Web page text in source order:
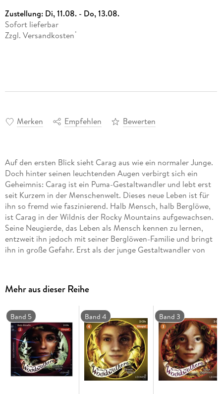
Zustellung: Di, 11.08. - Do, 13.08.
Sofort lieferbar
Zzgl. Versandkosten *
Merken Empfehlen Bewerten
Auf den ersten Blick sieht Carag aus wie ein normaler Junge.
Doch hinter seinen leuchtenden Augen verbirgt sich ein
Geheimnis: Carag ist ein Puma-Gestaltwandler und lebt erst
seit Kurzem in der Menschenwelt. Dieses neue Leben ist für
ihn so fremd wie faszinierend. Halb Mensch, halb Berglöwe,
ist Carag in der Wildnis der Rocky Mountains aufgewachsen.
Seine Neugierde, das Leben als Mensch kennen zu lernen,
entzweit ihn jedoch mit seiner Berglöwen-Familie und bringt
ihn in große Gefahr. Erst als der junge Gestaltwandler von
Holly, einem frechen Rothörnchen, und Brandon, einem
schüchternen Bison, findet er Freunde. Und die kann Carag
gut gebrauchen - denn die Welt der Woodwalker steckt voller
Rätsel und Gefahren ...
Mehr aus dieser Reihe
Band 5 Band 4 Band 3